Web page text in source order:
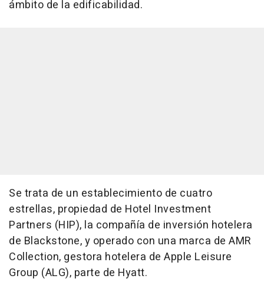
ámbito de la edificabilidad.
Se trata de un establecimiento de cuatro
estrellas, propiedad de Hotel Investment
Partners (HIP), la compañía de inversión hotelera
de Blackstone, y operado con una marca de AMR
Collection, gestora hotelera de Apple Leisure
Group (ALG), parte de Hyatt.